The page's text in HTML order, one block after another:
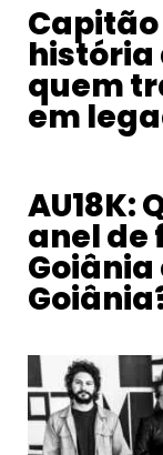
história
quem
em
AU18K:
anel de